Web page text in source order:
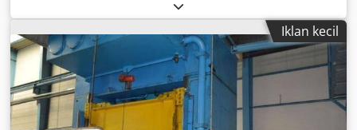
Articulated arm length 2 x 1,100 mm Height adjustment of
the grinding spindle 130 mm Grinding motor 5.5 kW
Including the following options: + Speed control, spindle
speed approx. 250 – 1,000 rpm + Pneumatic grinding
pressure assistance + Bellows cover for column and
leadscrew + Including foundation bolts and mounting
template Grinding tools available as options Request more
information Dcodpfjgn Tzljx Anuek
Iklan kecil